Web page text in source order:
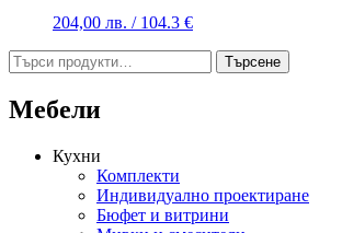
204,00 лв. / 104.3 €
Търсене
за:
Търсене
Мебели
Кухни
Комплекти
Индивидуално проектиране
Бюфет и витрини